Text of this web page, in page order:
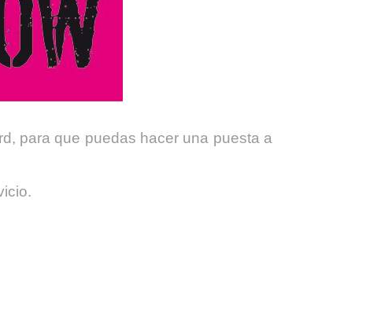
para que puedas hacer una puesta a